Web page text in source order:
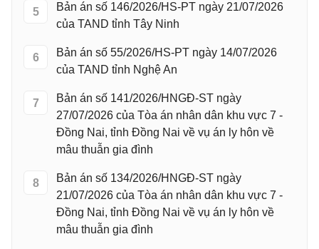
5
Bản án số 146/2026/HS-PT ngày 21/07/2026
của TAND tỉnh Tây Ninh
6
Bản án số 55/2026/HS-PT ngày 14/07/2026
của TAND tỉnh Nghệ An
7
Bản án số 141/2026/HNGĐ-ST ngày
27/07/2026 của Tòa án nhân dân khu vực 7 -
Đồng Nai, tỉnh Đồng Nai về vụ án ly hôn về
mâu thuẫn gia đình
8
Bản án số 134/2026/HNGĐ-ST ngày
21/07/2026 của Tòa án nhân dân khu vực 7 -
Đồng Nai, tỉnh Đồng Nai về vụ án ly hôn về
mâu thuẫn gia đình